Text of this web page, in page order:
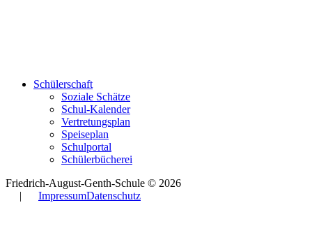
Schülerschaft
Soziale Schätze
Schul-Kalender
Vertretungsplan
Speiseplan
Schulportal
Schülerbücherei
Friedrich-August-Genth-Schule © 2026
| ImpressumDatenschutz